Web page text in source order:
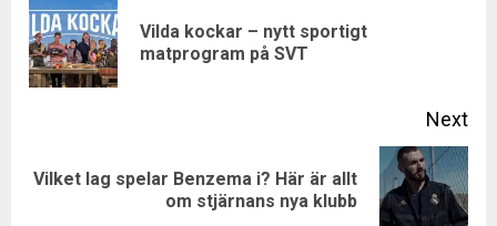
ReadingVilda kockar – nytt sportigt
matprogram på SVT
Next
Next
Vilket lag spelar Benzema i? Här är allt
om stjärnans nya klubb